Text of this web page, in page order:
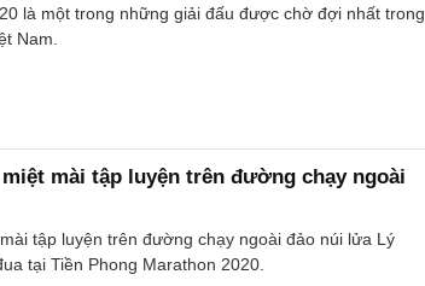
là một trong những giải đấu được chờ đợi nhất trong
Nam.
mài tập luyện trên đường chạy ngoài
tập luyện trên đường chạy ngoài đảo núi lửa Lý
tại Tiền Phong Marathon 2020.